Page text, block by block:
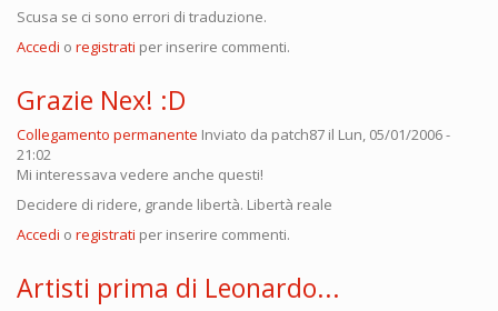
Scusa se ci sono errori di traduzione.
Accedi o registrati per inserire commenti.
Grazie Nex! :D
Collegamento permanente Inviato da patch87 il Lun, 05/01/2006 -
21:02
Mi interessava vedere anche questi!
Decidere di ridere, grande libertà. Libertà reale
Accedi o registrati per inserire commenti.
Artisti prima di Leonardo...